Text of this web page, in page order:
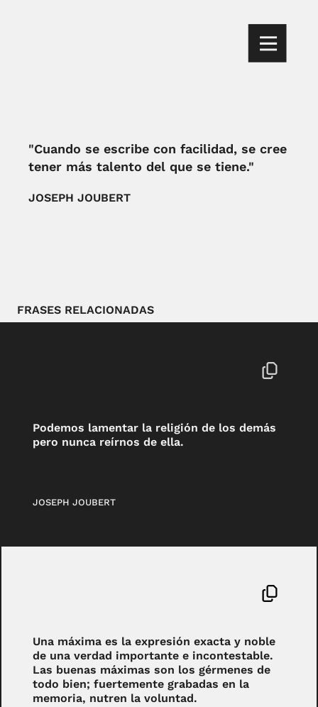
"Cuando se escribe con facilidad, se cree
tener más talento del que se tiene."
JOSEPH JOUBERT
FRASES RELACIONADAS
Podemos lamentar la religión de los demás
pero nunca reírnos de ella.
JOSEPH JOUBERT
Una máxima es la expresión exacta y noble
de una verdad importante e incontestable.
Las buenas máximas son los gérmenes de
todo bien; fuertemente grabadas en la
memoria, nutren la voluntad.